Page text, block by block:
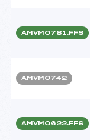
AMVM0781.FFS
AMVM0742
AMVM0622.FFS